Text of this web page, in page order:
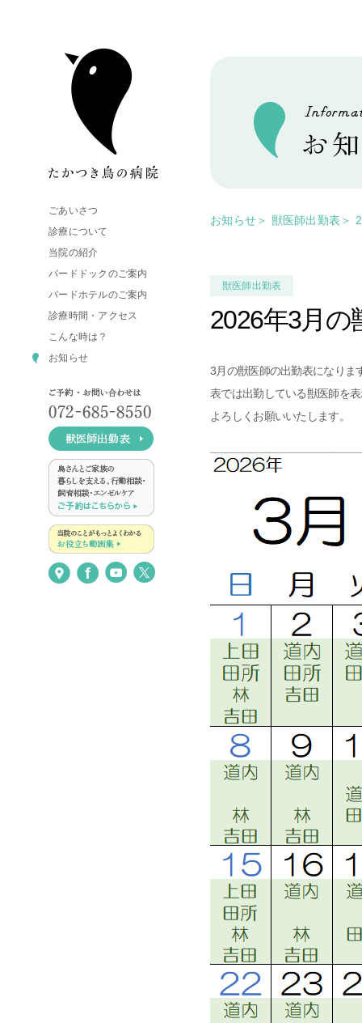
ごあいさつ
診療について
当院の紹介
バードドックのご案内
バードホテルのご案内
診療時間・アクセス
こんな時は？
お知らせ
お知らせ＞ 獣医師出勤表 ＞
獣医師出勤表
2026年3月の
3月の獣医師の出勤表になりま
表では出勤している獣医師を
よろしくお願いいたします。